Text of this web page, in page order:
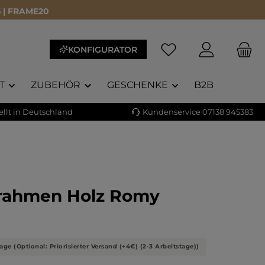
| FRAME20
KONFIGURATOR
ZUBEHÖR GESCHENKE B2B
in Deutschland Kundenservice 07138 945383
Holz Romy
Bewertung von 5 von 5 Sternen
(Optional: Priorisierter Versand (+4€) (2-3 Arbeitstage))